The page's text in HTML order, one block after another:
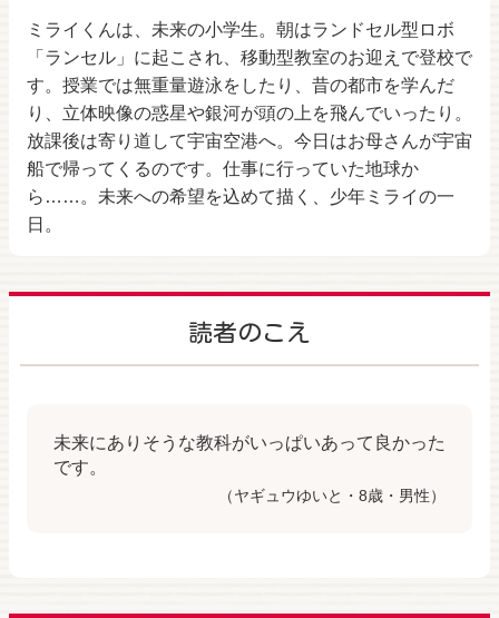
ミライくんは、未来の小学生。朝はランドセル型ロボ
「ランセル」に起こされ、移動型教室のお迎えで登校で
す。授業では無重量遊泳をしたり、昔の都市を学んだ
り、立体映像の惑星や銀河が頭の上を飛んでいったり。
放課後は寄り道して宇宙空港へ。今日はお母さんが宇宙
船で帰ってくるのです。仕事に行っていた地球か
ら……。未来への希望を込めて描く、少年ミライの一
日。
読者のこえ
未来にありそうな教科がいっぱいあって良かった
です。
（ヤギュウゆいと・8歳・男性）